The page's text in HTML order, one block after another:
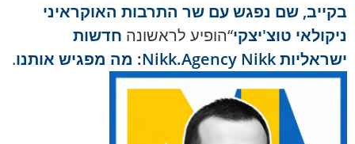
בקייב, שם נפגש עם שר התרבות האוקראיני
ניקולאי טוצ'יצקי“הופיע לראשונה חדשות
ישראליות Nikk.Agency Nikk: מה מפגיש אותנו
.